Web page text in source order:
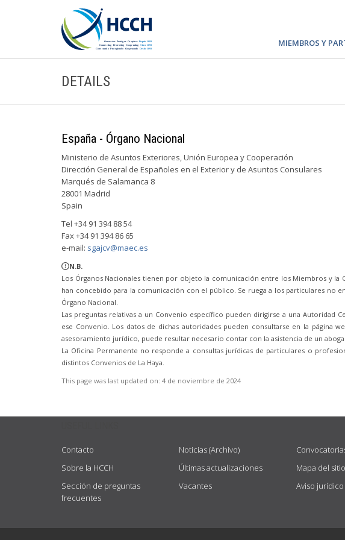
MIEMBROS Y
DETAILS
España - Órgano Nacional
Ministerio de Asuntos Exteriores, Unión Europea y Cooperación
Dirección General de Españoles en el Exterior y de Asuntos Consulares
Marqués de Salamanca 8
28001 Madrid
Spain
Tel +34 91 394 88 54
Fax +34 91 394 86 65
e-mail: sgajcv@maec.es
N.B.
Los Órganos Nacionales tienen por objeto la comunicación entre los Miembros y la
han concebido para la comunicación con el público. Se ruega a los particulares no
Órgano Nacional.
Las preguntas relativas a un Convenio específico pueden dirigirse a una Autoridad
ese Convenio. Los datos de dichas autoridades pueden consultarse en la página
asesoramiento jurídico, puede resultar necesario contar con la asistencia de un
La Oficina Permanente no responde a consultas jurídicas de particulares o
distintos Convenios de La Haya.
This page was last updated on: 4 de noviembre de 2024
Contacto
Sobre la HCCH
Sección de preguntas
frecuentes
Noticias (Archivo)
Últimas actualizaciones
Vacantes
Mapa del sitio
Aviso jurídico